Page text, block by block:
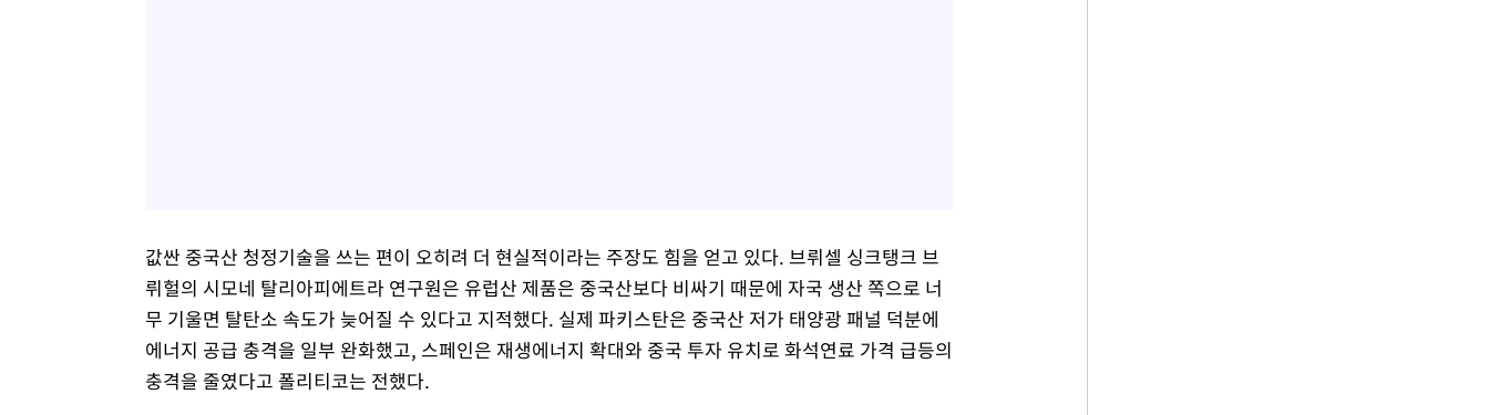
값싼 중국산 청정기술을 쓰는 편이 오히려 더 현실적이라는 주장도 힘을 얻고 있다. 브뤼셀 싱크탱크 브
뤼헐의 시모네 탈리아피에트라 연구원은 유럽산 제품은 중국산보다 비싸기 때문에 자국 생산 쪽으로 너
무 기울면 탈탄소 속도가 늦어질 수 있다고 지적했다. 실제 파키스탄은 중국산 저가 태양광 패널 덕분에
에너지 공급 충격을 일부 완화했고, 스페인은 재생에너지 확대와 중국 투자 유치로 화석연료 가격 급등의
충격을 줄였다고 폴리티코는 전했다.